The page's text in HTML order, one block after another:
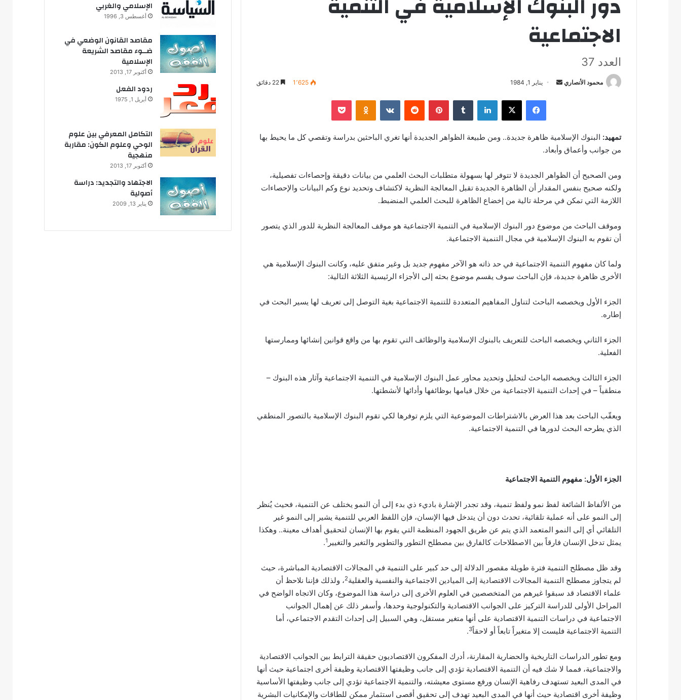
الاجتماعية
العدد 37
محمود الأنصاري
ر
ي
ا
إ
ل
ت
ر
ن
ي
يناير 1, 1984 1٬625
فيسبوك لينكدإن بينتيريست
تمهيد: البنوك الإسلامية ظاهرة جديدة.. ومن طبيعة الظواهر الجديدة أنها تغري الباحثين بدراسة وتقصي كل ما يحيط بها
من جوانب وأعماق وأبعاد.
ومن الصحيح أن الظواهر الجديدة لا تتوفر لها بسهولة متطلبات البحث العلمي من بيانات دقيقة وإحصاءات تفصيلية،
ولكنه صحيح بنفس المقدار أن الظاهرة الجديدة تقبل المعالجة النظرية لاكتشاف وتحديد نوع وكم البيانات والإحصاءات
اللازمة التي تمكن في مرحلة تالية من إخضاع الظاهرة للبحث العلمي المنضبط.
وموقف الباحث من موضوع دور البنوك الإسلامية في التنمية الاجتماعية هو موقف المعالجة النظرية للدور الذي يتصور
أن تقوم به البنوك الإسلامية في مجال التنمية الاجتماعية.
ولما كان مفهوم التنمية الاجتماعية في حد ذاته هو الآخر مفهوم جديد بل وغير متفق عليه، وكانت البنوك الإسلامية هي
الأخرى ظاهرة جديدة، فإن الباحث سوف يقسم موضوع بحثه إلى الأجزاء الرئيسية الثلاثة التالية:
الجزء الأول ويخصصه الباحث لتناول المفاهيم المتعددة للتنمية الاجتماعية بغية التوصل إلى تعريف لها يسير البحث في
إطاره.
الجزء الثاني ويخصصه الباحث للتعريف بالبنوك الإسلامية والوظائف التي تقوم بها من واقع قوانين إنشائها وممارستها
الفعلية.
الجزء الثالث ويخصصه الباحث لتحليل وتحديد محاور عمل البنوك الإسلامية في التنمية الاجتماعية وآثار هذه البنوك –
منطقياً – في إحداث التنمية الاجتماعية من خلال قيامها بوظائفها وأدائها لأنشطتها.
ويعقّب الباحث بعد هذا العرض بالاشتراطات الموضوعية التي يلزم توفرها لكي تقوم البنوك الإسلامية بالتصور المنطقي
الذي يطرحه البحث لدورها في التنمية الاجتماعية.
الجزء الأول: مفهوم التنمية الاجتماعية
من الألفاظ الشائعة لفظ نمو ولفظ تنمية، وقد تجدر الإشارة باديء ذي بدء إلى أن النمو يختلف عن التنمية، فحيث يُنظر
إلى النمو على أنه عملية تلقائية، تحدث دون أن يتدخل فيها الإنسان، فإن اللفظ العربي للتنمية يشير إلى النمو غير
التلقائي أي إلى النمو المتعمد الذي يتم عن طريق الجهود المنظمة التي يقوم بها الإنسان لتحقيق أهداف معينة.. وهكذا
يمثل تدخل الإنسان فارقاً بين الاصطلاحات كالفارق بين مصطلح التطور والتطوير والتغير والتغيير 1
.
وقد ظل مصطلح التنمية فترة طويلة مقصور الدلالة إلى حد كبير على التنمية في المجالات الاقتصادية المباشرة، حيث
لم يتجاوز مصطلح التنمية المجالات الاقتصادية إلى الميادين الاجتماعية والنفسية والعقلية2، ولذلك فإننا نلاحظ أن
علماء الاقتصاد قد سبقوا غيرهم من المتخصصين في العلوم الأخرى إلى دراسة هذا الموضوع، وكان الاتجاه الواضح في
المراحل الأولى للدراسة التركيز على الجوانب الاقتصادية والتكنولوجية وحدها، وأسفر ذلك عن إهمال الجوانب
الاجتماعية في دراسات التنمية الاقتصادية على أنها متغير مستقل، وهي السبيل إلى إحداث التقدم الاجتماعي، أما
التنمية الاجتماعية فليست إلا متغيراً تابعاً أو لاحقاً3
.
ومع تطور الدراسات التاريخية والحضارية المقارنة، أدرك المفكرون الاقتصاديون حقيقة الترابط بين الجوانب الاقتصادية
والاجتماعية، فمما لا شك فيه أن التنمية الاقتصادية تؤدي إلى جانب وظيفتها الاقتصادية وظيفة أخرى اجتماعية حيث أنها
في المدى البعيد تستهدف رفاهية الإنسان ورفع مستوى معيشته، والتنمية الاجتماعية تؤدي إلى جانب وظيفتها الأساسية
وظيفة أخرى اقتصادية حيث أنها في المدى البعيد تهدف إلى تحقيق أقصى استثمار ممكن للطاقات والإمكانيات البشرية
الإسلامي والغربي
أغسطس 3, 1996
مقاصد القانون الوضعي في
ضــوء مقاصد الشريعة
الإسلامية
أكتوبر 17, 2013
ردود الفعل
أبريل 1, 1975
التكامل المعرفي بين علوم
الوحي وعلوم الكون: مقاربة
منهجية
أكتوبر 17, 2013
الاجتهاد والتجديد: دراسة
أصولية
يناير 13, 2009